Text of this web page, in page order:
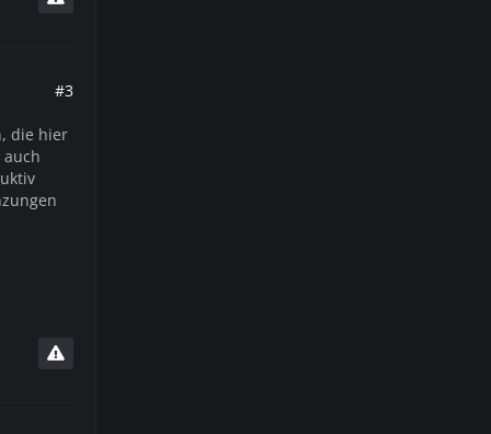
#3
die hier